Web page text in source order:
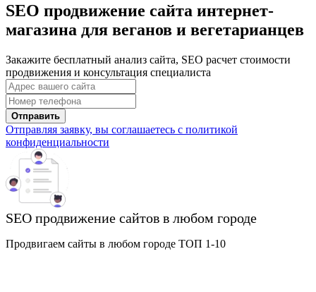
SEO продвижение сайта интернет-
магазина для веганов и вегетарианцев
Закажите бесплатный анализ сайта, SEO расчет стоимости
продвижения и консультация специалиста
Отправить
Отправляя заявку, вы соглашаетесь с политикой
конфиденциальности
SEO продвижение сайтов в любом городе
Продвигаем сайты в любом городе ТОП 1-10